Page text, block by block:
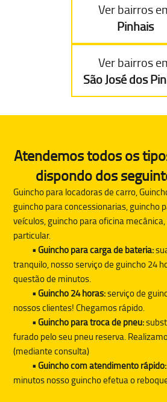
Ver bairros
Pinhais
Ver bairros
São José dos
Atendemos todos os
dispondo dos
Guincho para locadoras de carro,
guincho para concessionarias, guincho
veículos, guincho para oficina
particular.
• Guincho para carga de bateria:
tranquilo, nosso serviço de guincho 24
questão de minutos.
• Guincho 24 horas:serviço de
nossos clientes! Chegamos rápido.
• Guincho para troca de pneu:
furado pelo seu pneu reserva.
(mediante consulta)
• Guincho com atendimento rápido:
minutos nosso guincho efetua o